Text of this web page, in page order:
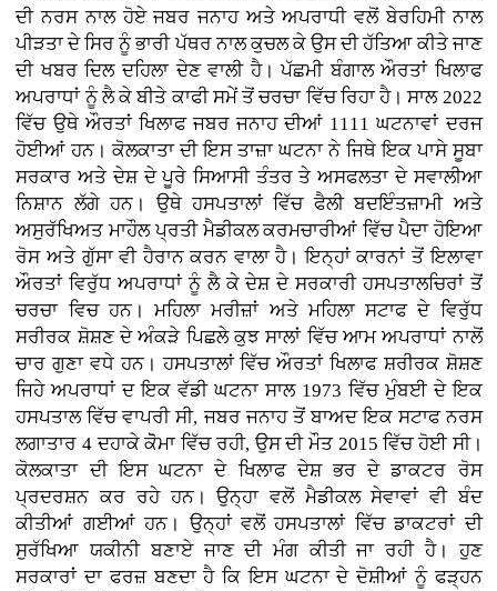
ਦੀ ਨਰਸ ਨਾਲ ਹੋਏ ਜਬਰ ਜਨਾਹ ਅਤੇ ਅਪਰਾਧੀ ਵਲੋਂ ਬੇਰਹਿਮੀ ਨਾਲ
ਪੀੜਤਾ ਦੇ ਸਿਰ ਨੂੰ ਭਾਰੀ ਪੱਥਰ ਨਾਲ ਕੁਚਲ ਕੇ ਉਸ ਦੀ ਹੱਤਿਆ ਕੀਤੇ ਜਾਣ
ਦੀ ਖਬਰ ਦਿਲ ਦਹਿਲਾ ਦੇਣ ਵਾਲੀ ਹੈ। ਪੱਛਮੀ ਬੰਗਾਲ ਔਰਤਾਂ ਖਿਲਾਫ
ਅਪਰਾਧਾਂ ਨੂੰ ਲੈ ਕੇ ਬੀਤੇ ਕਾਫੀ ਸਮੇਂ ਤੋਂ ਚਰਚਾ ਵਿੱਚ ਰਿਹਾ ਹੈ। ਸਾਲ 2022
ਵਿੱਚ ਉਥੇ ਔਰਤਾਂ ਖਿਲਾਫ ਜਬਰ ਜਨਾਹ ਦੀਆਂ 1111 ਘਟਨਾਵਾਂ ਦਰਜ
ਹੋਈਆਂ ਹਨ। ਕੋਲਕਾਤਾ ਦੀ ਇਸ ਤਾਜ਼ਾ ਘਟਨਾ ਨੇ ਜਿਥੇ ਇਕ ਪਾਸੇ ਸੂਬਾ
ਸਰਕਾਰ ਅਤੇ ਦੇਸ਼ ਦੇ ਪੂਰੇ ਸਿਆਸੀ ਤੰਤਰ ਤੇ ਅਸਫਲਤਾ ਦੇ ਸਵਾਲੀਆ
ਨਿਸ਼ਾਨ ਲੱਗੇ ਹਨ। ਉਥੇ ਹਸਪਤਾਲਾਂ ਵਿੱਚ ਫੈਲੀ ਬਦਇੰਤਜ਼ਾਮੀ ਅਤੇ
ਅਸੁਰੱਖਿਅਤ ਮਾਹੌਲ ਪ੍ਰਤੀ ਮੈਡੀਕਲ ਕਰਮਚਾਰੀਆਂ ਵਿੱਚ ਪੈਦਾ ਹੋਇਆ
ਰੋਸ ਅਤੇ ਗੁੱਸਾ ਵੀ ਹੈਰਾਨ ਕਰਨ ਵਾਲਾ ਹੈ। ਇਨ੍ਹਾਂ ਕਾਰਨਾਂ ਤੋਂ ਇਲਾਵਾ
ਔਰਤਾਂ ਵਿਰੁੱਧ ਅਪਰਾਧਾਂ ਨੂੰ ਲੈ ਕੇ ਦੇਸ਼ ਦੇ ਸਰਕਾਰੀ ਹਸਪਤਾਲਚਿਰਾਂ ਤੋਂ
ਚਰਚਾ ਵਿਚ ਹਨ। ਮਹਿਲਾ ਮਰੀਜ਼ਾਂ ਅਤੇ ਮਹਿਲਾ ਸਟਾਫ ਦੇ ਵਿਰੁੱਧ
ਸਰੀਰਕ ਸ਼ੋਸ਼ਣ ਦੇ ਅੰਕੜੇ ਪਿਛਲੇ ਕੁਝ ਸਾਲਾਂ ਵਿੱਚ ਆਮ ਅਪਰਾਧਾਂ ਨਾਲੋਂ
ਚਾਰ ਗੁਣਾ ਵਧੇ ਹਨ। ਹਸਪਤਾਲਾਂ ਵਿੱਚ ਔਰਤਾਂ ਖਿਲਾਫ ਸ਼ਰੀਰਕ ਸ਼ੋਸ਼ਣ
ਜਿਹੇ ਅਪਰਾਧਾਂ ਦ ਇਕ ਵੱਡੀ ਘਟਨਾ ਸਾਲ 1973 ਵਿੱਚ ਮੁੰਬਈ ਦੇ ਇਕ
ਹਸਪਤਾਲ ਵਿੱਚ ਵਾਪਰੀ ਸੀ, ਜਬਰ ਜਨਾਹ ਤੋਂ ਬਾਅਦ ਇਕ ਸਟਾਫ ਨਰਸ
ਲਗਾਤਾਰ 4 ਦਹਾਕੇ ਕੋੋਮਾ ਵਿੱਚ ਰਹੀ, ਉਸ ਦੀ ਮੌਤ 2015 ਵਿੱਚ ਹੋਈ ਸੀ।
ਕੋਲਕਾਤਾ ਦੀ ਇਸ ਘਟਨਾ ਦੇ ਖਿਲਾਫ ਦੇਸ਼ ਭਰ ਦੇ ਡਾਕਟਰ ਰੋਸ
ਪ੍ਰਦਰਸ਼ਨ ਕਰ ਰਹੇ ਹਨ। ਉਨ੍ਹਾ ਵਲੋਂ ਮੈਡੀਕਲ ਸੇਵਾਵਾਂ ਵੀ ਬੰਦ
ਕੀਤੀਆਂ ਗਈਆਂ ਹਨ। ਉਨ੍ਹਾਂ ਵਲੋਂ ਹਸਪਤਾਲਾਂ ਵਿੱਚ ਡਾਕਟਰਾਂ ਦੀ
ਸੁਰੱਖਿਆ ਯਕੀਨੀ ਬਣਾਏ ਜਾਣ ਦੀ ਮੰਗ ਕੀਤੀ ਜਾ ਰਹੀ ਹੈ। ਹੁਣ
ਸਰਕਾਰਾਂ ਦਾ ਫਰਜ਼ ਬਣਦਾ ਹੈ ਕਿ ਇਸ ਘਟਨਾ ਦੇ ਦੋਸ਼ੀਆਂ ਨੂੰ ਫੜ੍ਹਨ